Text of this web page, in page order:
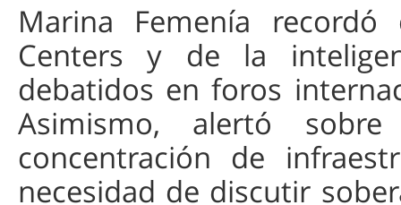
Marina Femenía
Centers y de la
debatidos en foros
Asimismo, alertó
concentración de
necesidad de discutir